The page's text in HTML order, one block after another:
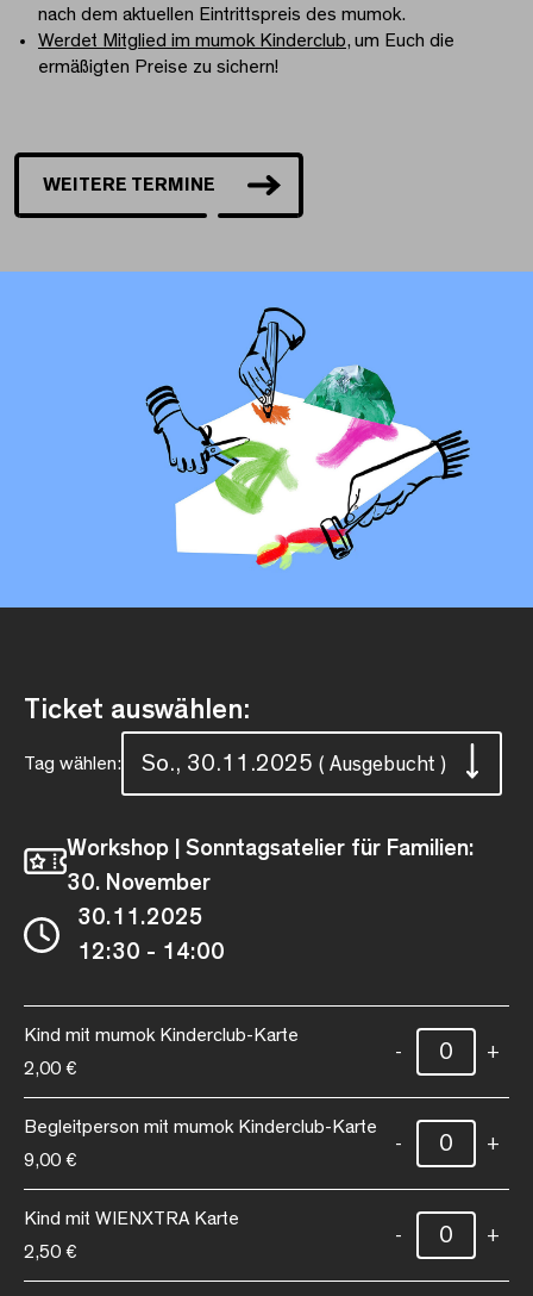
nach dem aktuellen Eintrittspreis des mumok.
Werdet Mitglied im mumok Kinderclub, um Euch die
ermäßigten Preise zu sichern!
WEITERE TERMINE
Ticket auswählen:
Tag wählen: So., 30.11.2025 ( Ausgebucht )
Workshop | Sonntagsatelier für Familien:
30. November
30.11.2025
12:30 - 14:00
Kind mit mumok Kinderclub-Karte
2,00 €
- +
Begleitperson mit mumok Kinderclub-Karte
9,00 €
- +
Kind mit WIENXTRA Karte
2,50 €
- +